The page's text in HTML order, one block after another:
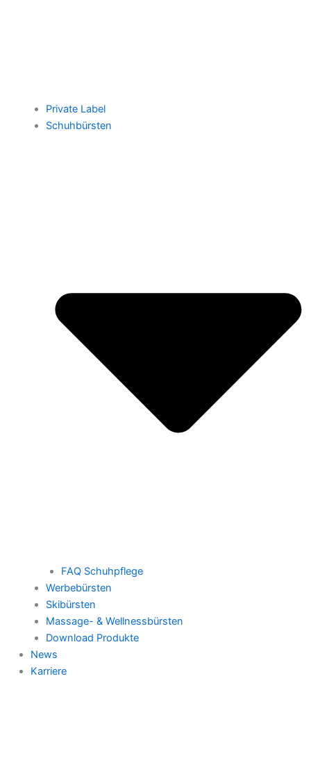
Private Label
Schuhbürsten
FAQ Schuhpflege
Werbebürsten
Skibürsten
Massage- & Wellnessbürsten
Download Produkte
News
Karriere